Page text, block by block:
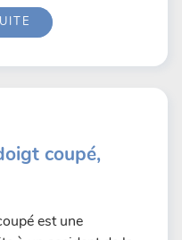
coupé,
est une